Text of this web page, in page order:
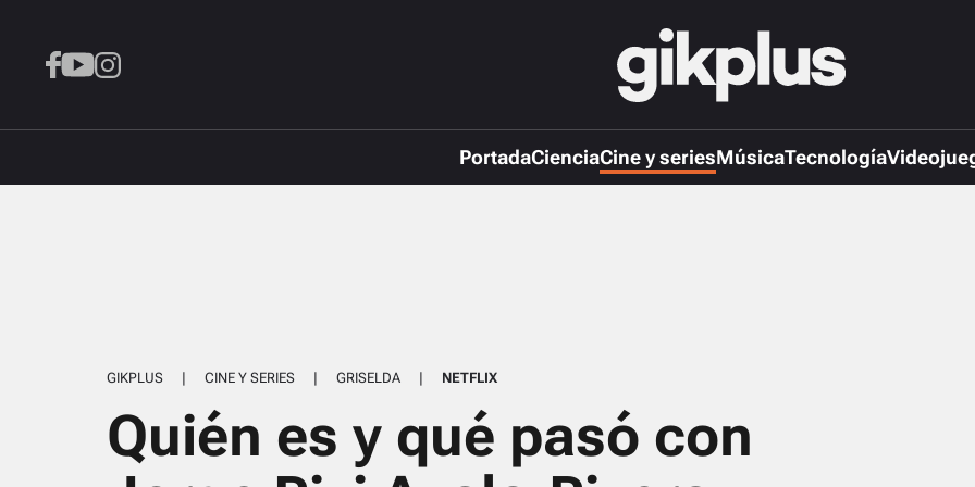
PortadaCienciaCine y seriesMúsicaTecnología
GIKPLUS | CINE Y SERIES | GRISELDA | NETFLIX
Quién es y qué pasó con